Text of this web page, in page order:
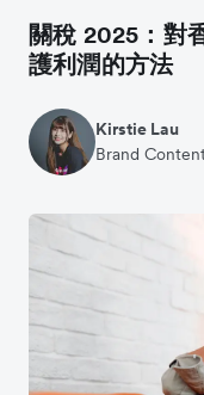
關稅 2025：對
護利潤的方法
Kirstie Lau
Brand